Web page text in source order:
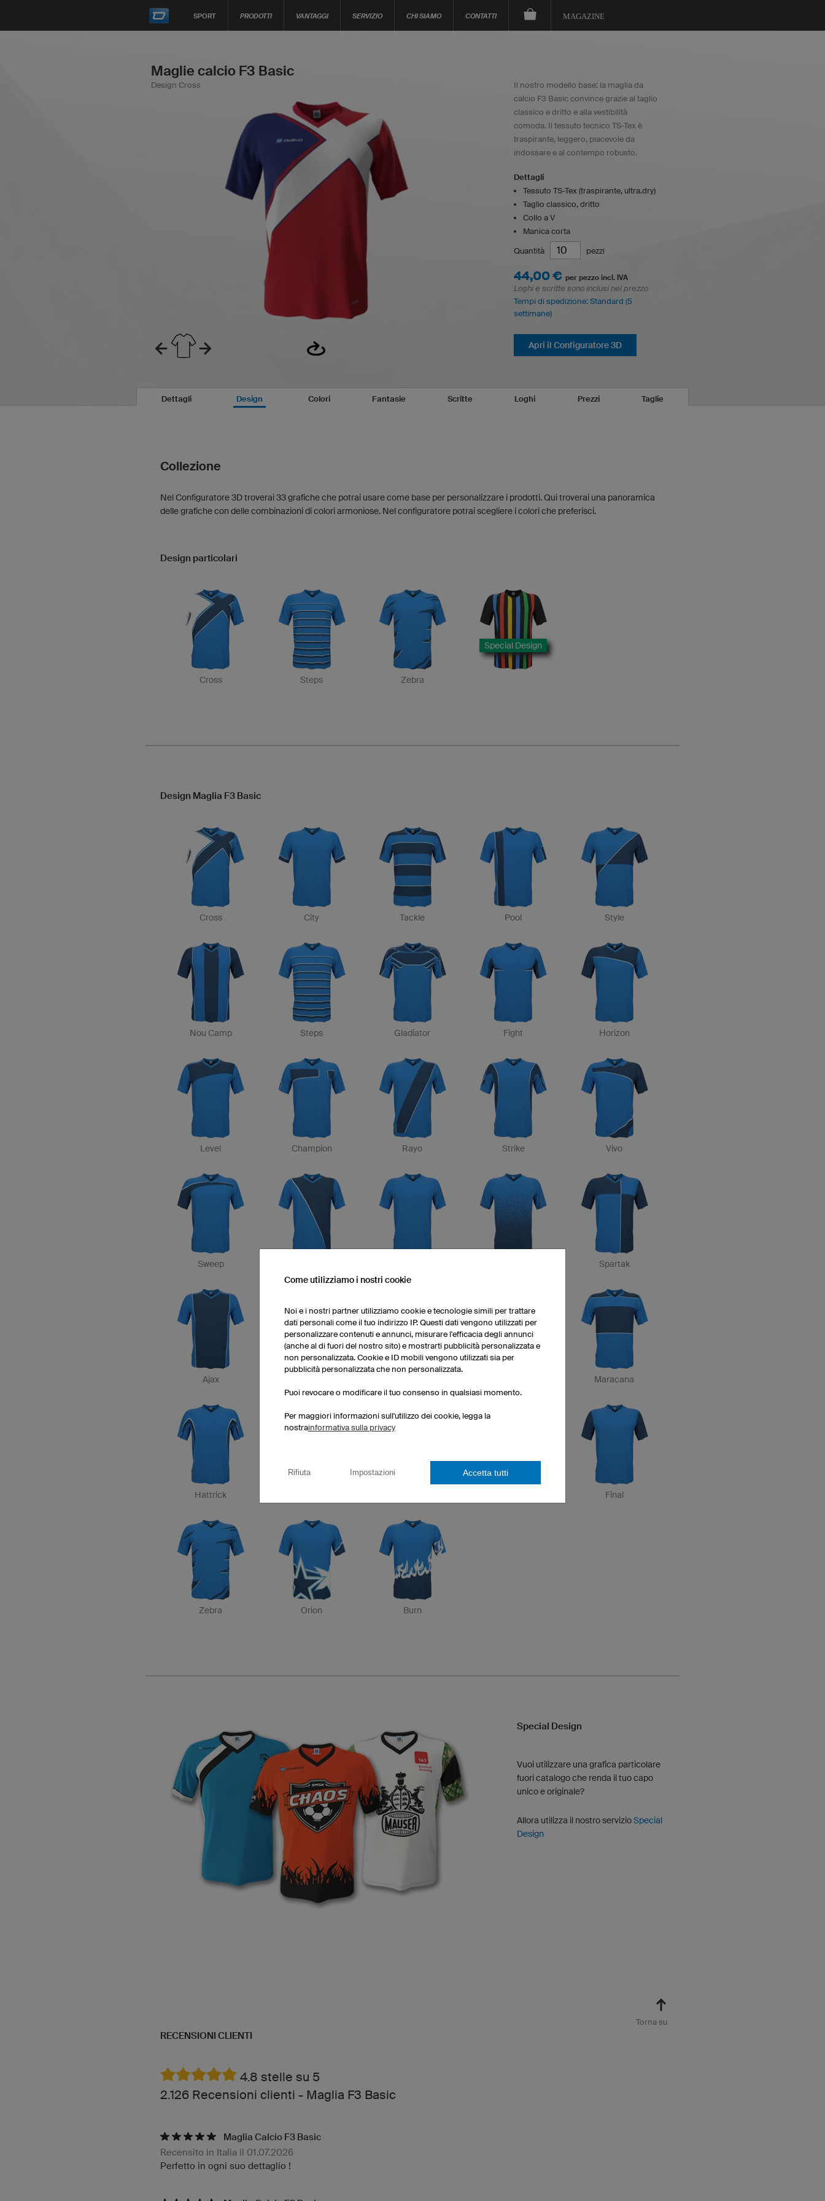
SPORT PRODOTTI VANTAGGI SERVIZIO CHI SIAMO CONTATTI MAGAZINE
Maglie calcio F3 Basic
Design Cross
Il nostro modello base: la maglia da
calcio F3 Basic convince grazie al taglio
classico e dritto e alla vestibilità
comoda. Il tessuto tecnico TS-Tex è
traspirante, leggero, piacevole da
indossare e al contempo robusto.
Dettagli
Tessuto TS-Tex (traspirante, ultra.dry)
Taglio classico, dritto
Collo a V
Manica corta
Quantità pezzi
44,00 € per pezzo incl. IVA
Loghi e scritte sono inclusi nel prezzo
Tempi di spedizione: Standard (5
settimane)
Apri il Configuratore 3D
Dettagli Design Colori Fantasie Scritte Loghi Prezzi Taglie
Collezione
Nel Configuratore 3D troverai 33 grafiche che potrai usare come base per personalizzare i prodotti. Qui troverai una panoramica
delle grafiche con delle combinazioni di colori armoniose. Nel configuratore potrai scegliere i colori che preferisci.
Design particolari
Cross Steps Zebra
Special Design
Design Maglia F3 Basic
Cross City Tackle Pool Style
Nou Camp Steps Gladiator Fight Horizon
Level Champion Rayo Strike Vivo
Sweep Spartak
Ajax Maracana
Hattrick Final
Zebra Orion Burn
Special Design
Vuoi utilizzare una grafica particolare
fuori catalogo che renda il tuo capo
unico e originale?
Allora utilizza il nostro servizioSpecial
Design
Torna su
RECENSIONI CLIENTI
4.8 stelle su 5
2.126 Recensioni clienti - Maglia F3 Basic
Maglia Calcio F3 Basic
Recensito in Italia il 01.07.2026
Perfetto in ogni suo dettaglio !
Come utilizziamo i nostri cookie
Noi e i nostri partner utilizziamo cookie e tecnologie simili per trattare
dati personali come il tuo indirizzo IP. Questi dati vengono utilizzati per
personalizzare contenuti e annunci, misurare l'efficacia degli annunci
(anche al di fuori del nostro sito) e mostrarti pubblicità personalizzata e
non personalizzata. Cookie e ID mobili vengono utilizzati sia per
pubblicità personalizzata che non personalizzata.
Puoi revocare o modificare il tuo consenso in qualsiasi momento.
Per maggiori informazioni sull'utilizzo dei cookie, legga la
nostrainformativa sulla privacy
Rifiuta Impostazioni Accetta tutti